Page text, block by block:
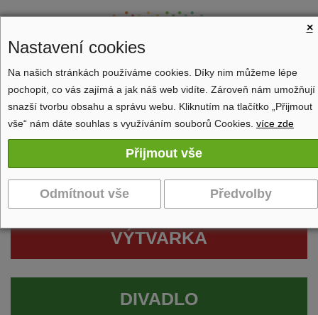
Zobrazit navigaci
VÝTVARKA
DIVADLO
×
Nastavení cookies
Na našich stránkách používáme cookies. Díky nim můžeme lépe
pochopit, co vás zajímá a jak náš web vidíte. Zároveň nám umožňují
snazší tvorbu obsahu a správu webu. Kliknutím na tlačítko „Přijmout
vše“ nám dáte souhlas s využíváním souborů Cookies. více zde